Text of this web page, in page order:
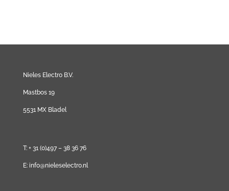
Nieles Electro B.V.
Mastbos 19
5531 MX Bladel
T: + 31 (0)497 – 38 36 76
E: info@nieleselectro.nl